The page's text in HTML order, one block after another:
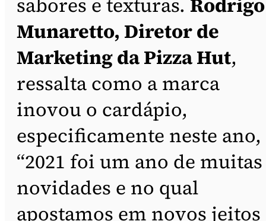
Munaretto, Diretor de
Marketing da Pizza Hut,
ressalta como a marca
inovou o cardápio,
especificamente neste ano,
“2021 foi um ano de muitas
novidades e no qual
apostamos em novos jeitos